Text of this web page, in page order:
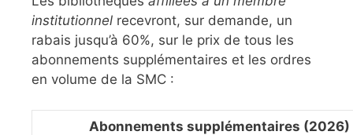
institutionnel recevront, sur demande, un
rabais jusqu’à 60%, sur le prix de tous les
abonnements supplémentaires et les ordres
en volume de la SMC :
Abonnements supplémentaires (2026)